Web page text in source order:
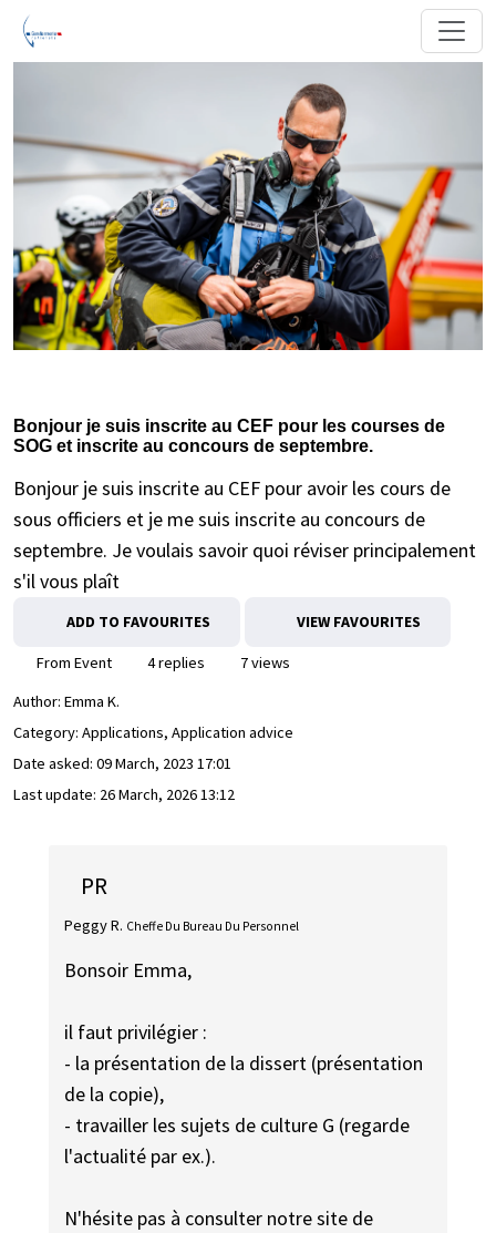
Bonjour je suis inscrite au CEF pour les courses de
SOG et inscrite au concours de septembre.
Bonjour je suis inscrite au CEF pour avoir les cours de
sous officiers et je me suis inscrite au concours de
septembre. Je voulais savoir quoi réviser principalement
s'il vous plaît
ADD TO FAVOURITES VIEW FAVOURITES
From Event 4 replies
7 views
Author: Emma K.
Category: Applications, Application advice
Date asked: 09 March, 2023 17:01
Last update: 26 March, 2026 13:12
PR
Peggy R. Cheffe Du Bureau Du Personnel
Bonsoir Emma,
il faut privilégier :
- la présentation de la dissert (présentation
de la copie),
- travailler les sujets de culture G (regarde
l'actualité par ex.).
N'hésite pas à consulter notre site de